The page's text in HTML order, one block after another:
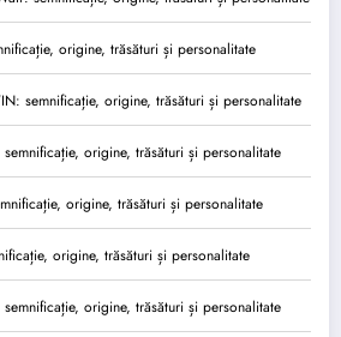
origine, trăsături și personalitate
semnificație, origine, trăsături și personalitate
semnificație, origine, trăsături și personalitate
origine, trăsături și personalitate
origine, trăsături și personalitate
semnificație, origine, trăsături și personalitate